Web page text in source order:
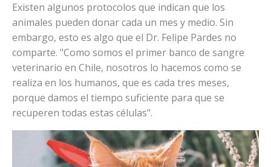
Existen algunos protocolos que indican que los
animales pueden donar cada un mes y medio. Sin
embargo, esto es algo que el Dr. Felipe Pardes no
comparte. "Como somos el primer banco de sangre
veterinario en Chile, nosotros lo hacemos como se
realiza en los humanos, que es cada tres meses,
porque damos el tiempo suficiente para que se
recuperen todas estas células".